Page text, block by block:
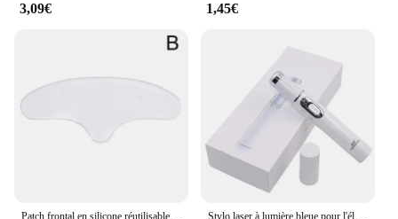
3,09€ 1,45€
Patch frontal en silicone réutilisable, anti-déformable, doux, confortable, facile à transporter, masque facial pour les yeux, outils de soins de la peau Stylo laser à lumière bleue pour l'élimination du déformage de l'acné, élimination des taches sur la peau, anti-varices, traitement des veines d'araignée, massage médical des yeux